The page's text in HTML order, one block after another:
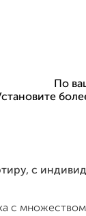
По
с
с